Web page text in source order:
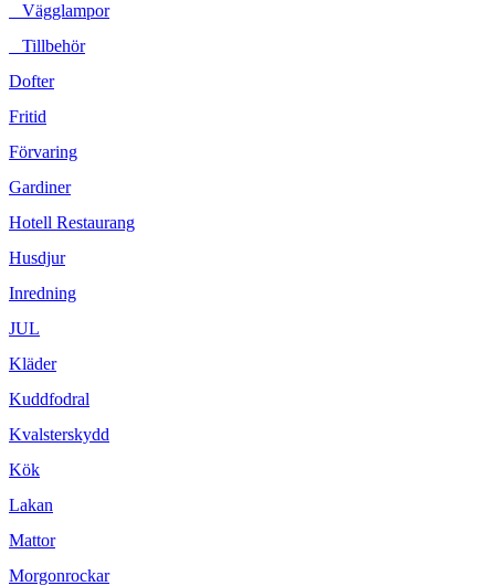
Vägglampor
Tillbehör
Dofter
Fritid
Förvaring
Gardiner
Hotell Restaurang
Husdjur
Inredning
JUL
Kläder
Kuddfodral
Kvalsterskydd
Kök
Lakan
Mattor
Morgonrockar